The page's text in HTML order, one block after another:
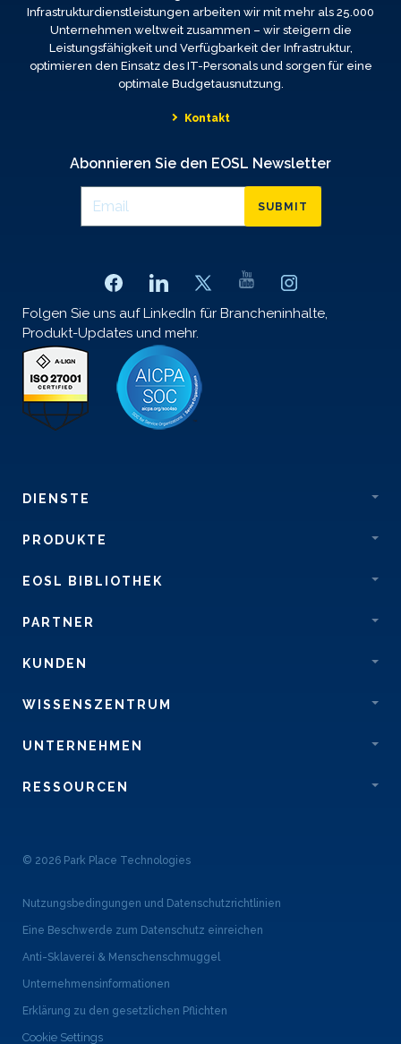
Infrastrukturdienstleistungen arbeiten wir mit mehr als 25.000
Unternehmen weltweit zusammen – wir steigern die
Leistungsfähigkeit und Verfügbarkeit der Infrastruktur,
optimieren den Einsatz des IT-Personals und sorgen für eine
optimale Budgetausnutzung.
Kontakt
Abonnieren Sie den EOSL Newsletter
SUBMIT
Folgen Sie uns auf LinkedIn für Brancheninhalte,
Produkt-Updates und mehr.
DIENSTE
PRODUKTE
EOSL BIBLIOTHEK
PARTNER
KUNDEN
WISSENSZENTRUM
UNTERNEHMEN
RESSOURCEN
© 2026 Park Place Technologies
Nutzungsbedingungen und Datenschutzrichtlinien
Eine Beschwerde zum Datenschutz einreichen
Anti-Sklaverei & Menschenschmuggel
Unternehmensinformationen
Erklärung zu den gesetzlichen Pflichten
Cookie Settings